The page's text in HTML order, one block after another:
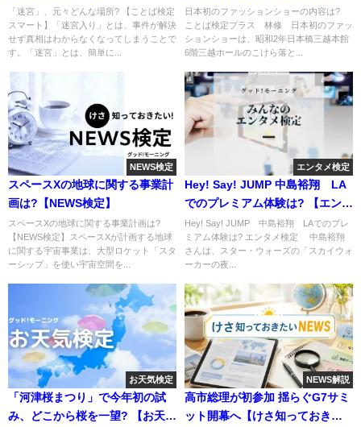
「迷宮」、元々どんな場所? 【ことば検定
スマート】「迷宮入り」とは、事件が解決
せず真相はわからなくなってしまうことで
す。「迷宮」とは、簡単に...
日本初のファッションショーの内容は?
ことば検定プラス 林修 日本初のファッ
ションショーは、昭和2年日本橋三越本館
6階三越ホールのこけら落と...
NEWS検定
スペースXの地球に関する事業計
画は?【NEWS検定】
スペースXの地球に関する事業計画は?
【NEWS検定】スペースXが計画する地球
に関する宇宙事業は、大型ロケット「スタ
ーシップ」を使い宇宙空間を...
エンタメ検定
Hey! Say! JUMP 中島裕翔 LA
でのプレミアム体験は? 【エンタ
メ検定】
Hey! Say! JUMP 中島裕翔 LAでのプレ
ミアム体験は? エンタメ検定 中島裕翔
さんは、スター・ウォーズの「スカイウォ
ーカーの夜...
お天気検定
「河津桜まつり」で今年初の試
み、どこから桜を一望? 【お天気
NEWS解説
高市総理が初参加 揺らぐG7サミ
ット開幕へ【けさ知っておきた